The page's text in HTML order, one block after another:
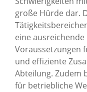
große Hürde dar.
eine
Voraussetzungen
und effiziente
Abteilung. Zudem
für betriebliche